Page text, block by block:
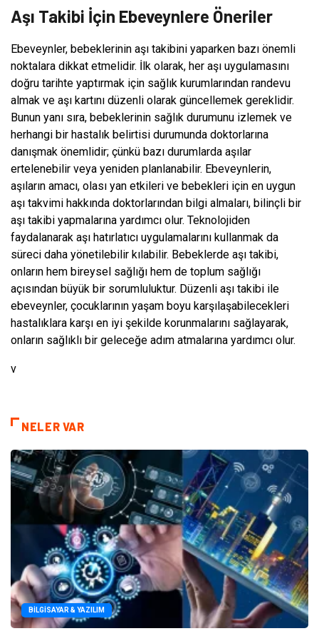
Aşı Takibi İçin Ebeveynlere Öneriler
Ebeveynler, bebeklerinin aşı takibini yaparken bazı önemli
noktalara dikkat etmelidir. İlk olarak, her aşı uygulamasını
doğru tarihte yaptırmak için sağlık kurumlarından randevu
almak ve aşı kartını düzenli olarak güncellemek gereklidir.
Bunun yanı sıra, bebeklerinin sağlık durumunu izlemek ve
herhangi bir hastalık belirtisi durumunda doktorlarına
danışmak önemlidir; çünkü bazı durumlarda aşılar
ertelenebilir veya yeniden planlanabilir. Ebeveynlerin,
aşıların amacı, olası yan etkileri ve bebekleri için en uygun
aşı takvimi hakkında doktorlarından bilgi almaları, bilinçli bir
aşı takibi yapmalarına yardımcı olur. Teknolojiden
faydalanarak aşı hatırlatıcı uygulamalarını kullanmak da
süreci daha yönetilebilir kılabilir. Bebeklerde aşı takibi,
onların hem bireysel sağlığı hem de toplum sağlığı
açısından büyük bir sorumluluktur. Düzenli aşı takibi ile
ebeveynler, çocuklarının yaşam boyu karşılaşabilecekleri
hastalıklara karşı en iyi şekilde korunmalarını sağlayarak,
onların sağlıklı bir geleceğe adım atmalarına yardımcı olur.
v
NELER VAR
BILGISAYAR & YAZILIM